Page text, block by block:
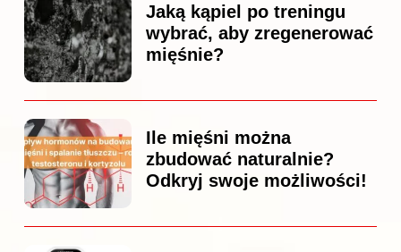
Jaką kąpiel po treningu
wybrać, aby zregenerować
mięśnie?
Ile mięśni można
zbudować naturalnie?
Odkryj swoje możliwości!